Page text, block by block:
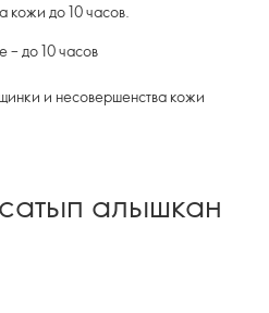
кожи до 10 часов.
– до 10 часов
и несовершенства кожи
алышкан